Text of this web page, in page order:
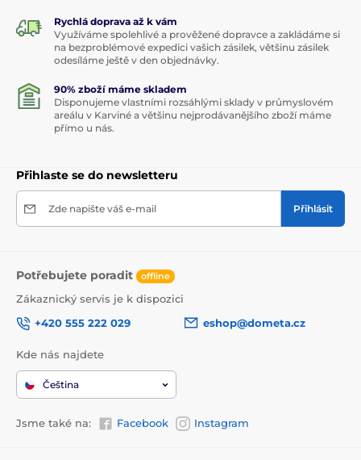
Rychlá doprava až k vám
Využíváme spolehlivé a prověžené dopravce a zakládáme si
na bezproblémové expedici vašich zásilek, většinu zásilek
odesíláme ještě v den objednávky.
90% zboží máme skladem
Disponujeme vlastními rozsáhlými sklady v průmyslovém
areálu v Karviné a většinu nejprodávanějšího zboží máme
přímo u nás.
Přihlaste se do newsletteru
Zde napište váš e-mail Přihlásit
Potřebujete poradit offline
Zákaznický servis je k dispozici
+420 555 222 029
eshop@dometa.cz
Kde nás najdete
Čeština
Jsme také na: Facebook Instagram